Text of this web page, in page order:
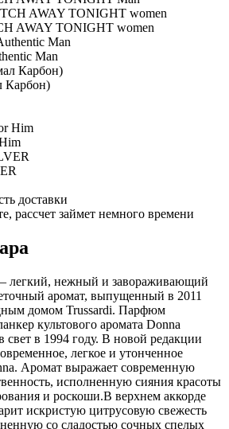
AWAY TONIGHT women
Man
Карбон)
доставки
рассчет займет немного времени
легкий, нежный и завораживающий
аромат, выпущенный в 2011
домом Trussardi. Парфюм
культового аромата Donna
в 1994 году. В новой редакции
легкое и утонченное
Аромат выражает современную
исполненную сияния красоты
и роскоши.В верхнем аккорде
искристую цитрусовую свежесть
со сладостью сочных спелых